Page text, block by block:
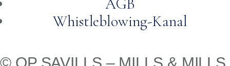
Whistleblowing-Kanal
© QP SAVILLS – MILLS & MILLS